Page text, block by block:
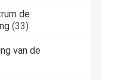
de
(33)
van de